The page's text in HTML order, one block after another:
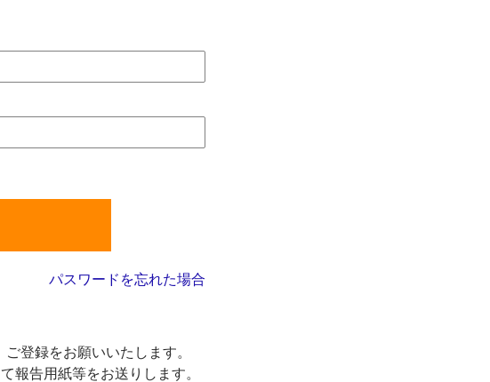
パスワードを忘れた場合
登録をお願いいたします。
報告用紙等をお送りします。